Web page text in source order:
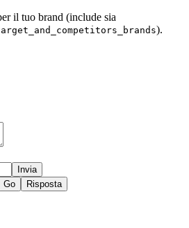
il tuo brand (include sia
).
Invia
Go Risposta